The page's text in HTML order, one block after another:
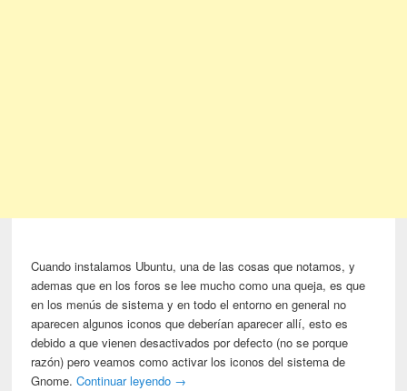
Cuando instalamos Ubuntu, una de las cosas que notamos, y
ademas que en los foros se lee mucho como una queja, es que
en los menús de sistema y en todo el entorno en general no
aparecen algunos iconos que deberían aparecer allí, esto es
debido a que vienen desactivados por defecto (no se porque
razón) pero veamos como activar los iconos del sistema de
Gnome.Continuar leyendo →